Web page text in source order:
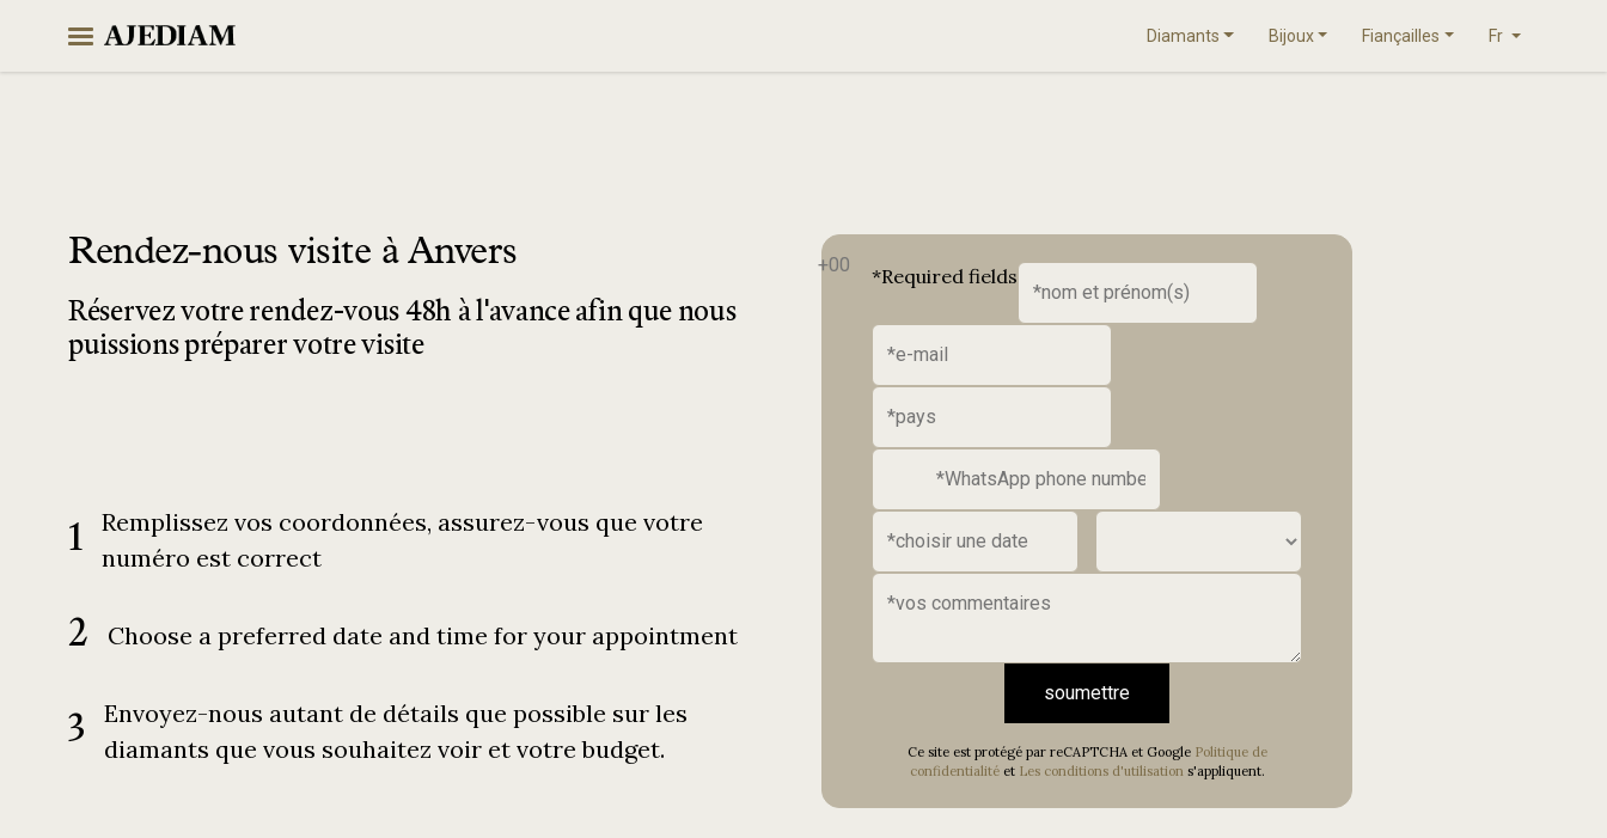
content
Diamants Bijoux Fiançailles Fr
Rendez-nous visite à Anvers
Réservez votre rendez-vous 48h à l'avance afin que nous
puissions préparer votre visite
1
Remplissez vos coordonnées, assurez-vous que votre
numéro est correct
2 Choose a preferred date and time for your appointment
3
Envoyez-nous autant de détails que possible sur les
diamants que vous souhaitez voir et votre budget.
*Required fields
soumettre
Ce site est protégé par reCAPTCHA et Google Politique de
confidentialitéet Les conditions d'utilisations'appliquent.